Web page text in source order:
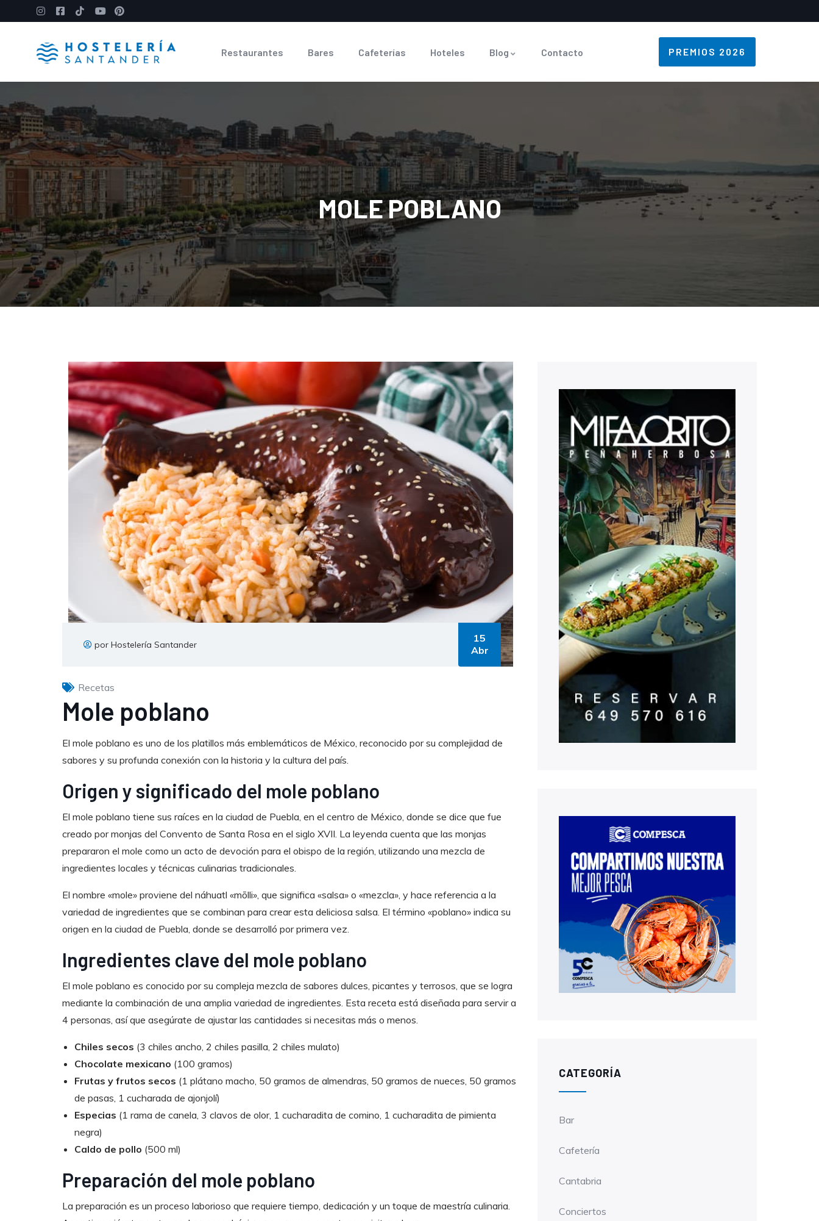
Restaurantes Bares Cafeterías Hoteles Blog Contacto PREMIOS 2026
MOLE POBLANO
por Hostelería Santander
15
Abr
Recetas
Mole poblano
El mole poblano es uno de los platillos más emblemáticos de México, reconocido por su complejidad de
sabores y su profunda conexión con la historia y la cultura del país.
Origen y significado del mole poblano
El mole poblano tiene sus raíces en la ciudad de Puebla, en el centro de México, donde se dice que fue
creado por monjas del Convento de Santa Rosa en el siglo XVII. La leyenda cuenta que las monjas
prepararon el mole como un acto de devoción para el obispo de la región, utilizando una mezcla de
ingredientes locales y técnicas culinarias tradicionales.
El nombre «mole» proviene del náhuatl «mōlli», que significa «salsa» o «mezcla», y hace referencia a la
variedad de ingredientes que se combinan para crear esta deliciosa salsa. El término «poblano» indica su
origen en la ciudad de Puebla, donde se desarrolló por primera vez.
Ingredientes clave del mole poblano
El mole poblano es conocido por su compleja mezcla de sabores dulces, picantes y terrosos, que se logra
mediante la combinación de una amplia variedad de ingredientes. Esta receta está diseñada para servir a
4 personas, así que asegúrate de ajustar las cantidades si necesitas más o menos.
Chiles secos (3 chiles ancho, 2 chiles pasilla, 2 chiles mulato)
Chocolate mexicano (100 gramos)
Frutas y frutos secos (1 plátano macho, 50 gramos de almendras, 50 gramos de nueces, 50 gramos
de pasas, 1 cucharada de ajonjolí)
Especias (1 rama de canela, 3 clavos de olor, 1 cucharadita de comino, 1 cucharadita de pimienta
negra)
Caldo de pollo (500 ml)
Preparación del mole poblano
La preparación es un proceso laborioso que requiere tiempo, dedicación y un toque de maestría culinaria.
CATEGORÍA
Bar
Cafetería
Cantabria
Conciertos